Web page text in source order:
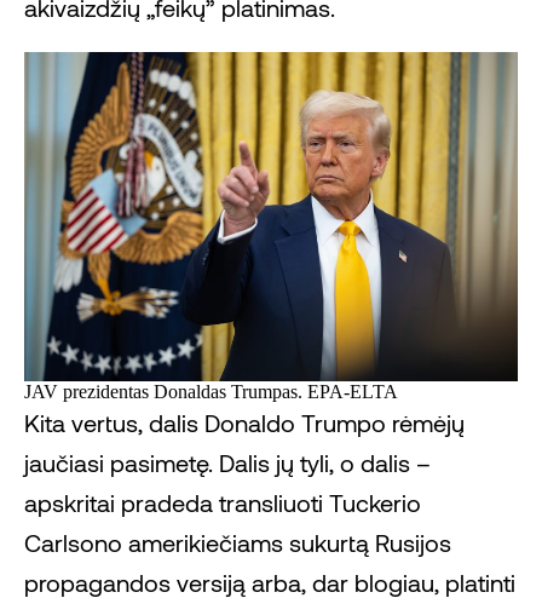
akivaizdžių „feikų” platinimas.
JAV prezidentas Donaldas Trumpas. EPA-ELTA
Kita vertus, dalis Donaldo Trumpo rėmėjų
jaučiasi pasimetę. Dalis jų tyli, o dalis –
apskritai pradeda transliuoti Tuckerio
Carlsono amerikiečiams sukurtą Rusijos
propagandos versiją arba, dar blogiau, platinti